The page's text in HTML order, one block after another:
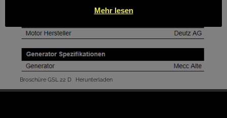
Broschüre GSL 22 D Herunterladen
Mehr lesen